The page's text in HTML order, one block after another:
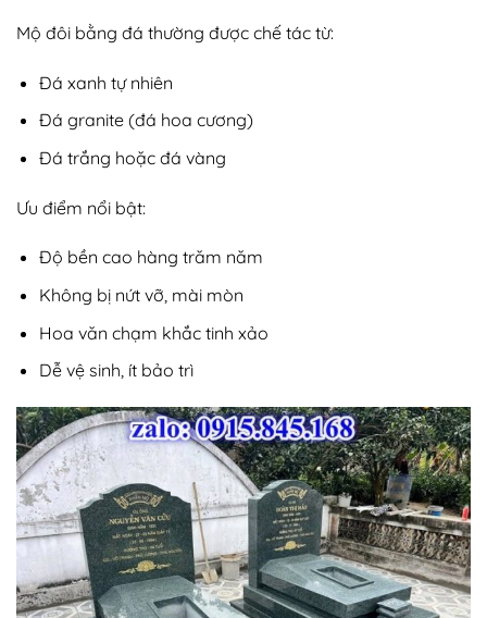
Mộ đôi bằng đá thường được chế tác từ:
Đá xanh tự nhiên
Đá granite (đá hoa cương)
Đá trắng hoặc đá vàng
Ưu điểm nổi bật:
Độ bền cao hàng trăm năm
Không bị nứt vỡ, mài mòn
Hoa văn chạm khắc tinh xảo
Dễ vệ sinh, ít bảo trì